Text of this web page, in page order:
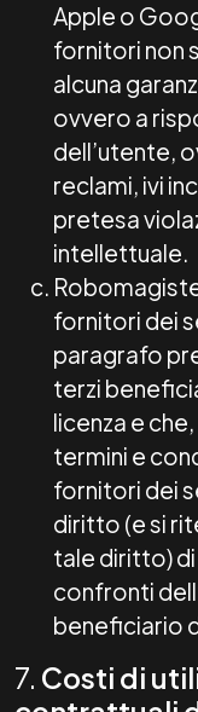
Apple o
fornitori non
alcuna
ovvero a
dell’utente,
reclami, ivi
pretesa
intellettuale.
fornitori dei
paragrafo
terzi
licenza e
termini e
fornitori dei
diritto (e si
tale diritto)
confronti
beneficiario
7. Costi di